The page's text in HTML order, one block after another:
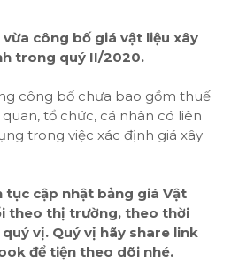
công bố giá vật liệu xây
trong quý II/2020.
công bố chưa bao gồm thuế
quan, tổ chức, cá nhân có liên
trong việc xác định giá xây
tục cập nhật bảng giá Vật
theo thị trường, theo thời
vị. Quý vị hãy share link
để tiện theo dõi nhé.